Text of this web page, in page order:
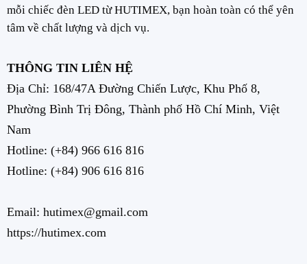
mỗi chiếc đèn LED từ HUTIMEX, bạn hoàn toàn có thể yên
tâm về chất lượng và dịch vụ.
THÔNG TIN LIÊN HỆ
Địa Chỉ: 168/47A Đường Chiến Lược, Khu Phố 8,
Phường Bình Trị Đông, Thành phố Hồ Chí Minh, Việt
Nam
Hotline: (+84) 966 616 816
Hotline: (+84) 906 616 816
Email: hutimex@gmail.com
https://hutimex.com